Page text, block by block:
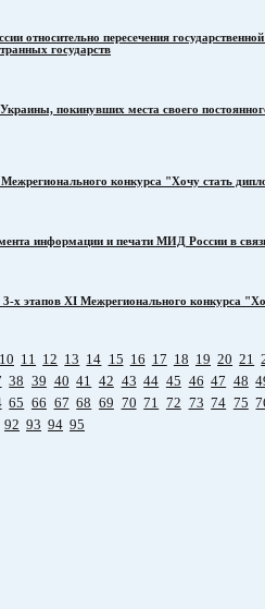
относительно пересечения
государств
покинувших места своего
конкурса "Хочу стать
информации и печати МИД России в
3-х этапов XI Межрегионального конкурса
10 11 12 13 14 15 16 17 18 19 20 21
38 39 40 41 42 43 44 45 46 47 48
65 66 67 68 69 70 71 72 73 74 75
92 93 94 95